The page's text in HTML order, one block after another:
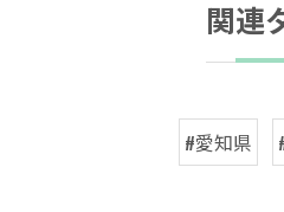
関連
#愛知県